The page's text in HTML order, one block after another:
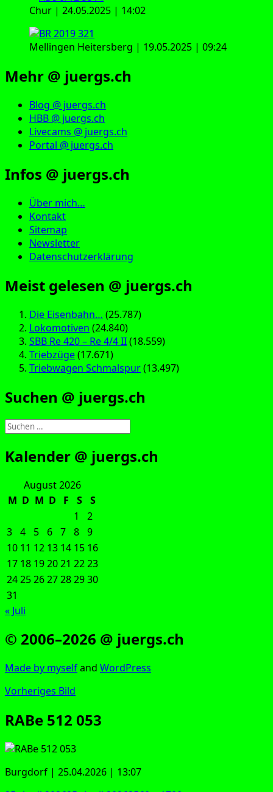
Chur | 24.05.2025 | 14:02
Mellingen Heitersberg | 19.05.2025 | 09:24
Mehr @ juergs.ch
Blog @ juergs.ch
HBB @ juergs.ch
Livecams @ juergs.ch
Portal @ juergs.ch
Infos @ juergs.ch
Über mich…
Kontakt
Sitemap
Newsletter
Datenschutzerklärung
Meist gelesen @ juergs.ch
Die Eisenbahn… (25.787)
Lokomotiven (24.840)
SBB Re 420 – Re 4/4 II(18.559)
Triebzüge(17.671)
Triebwagen Schmalspur(13.497)
Suchen @ juergs.ch
Suchen
nach:
Kalender @ juergs.ch
August 2026
M D M D F S
S
1
2
3 4 5 6 7 8 9
10 11 12 13 14 15 16
17 18 192021 2223
24252627282930
31
« Juli
© 2006–2026 @ juergs.ch
Made by mys­elfand Word­Press
Vorheriges Bild
RABe 512 053
Burg­dorf | 25.04.2026 | 13:07